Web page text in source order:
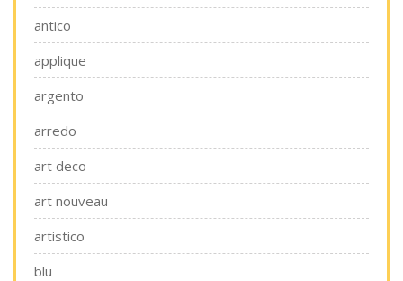
antico
applique
argento
arredo
art deco
art nouveau
artistico
blu